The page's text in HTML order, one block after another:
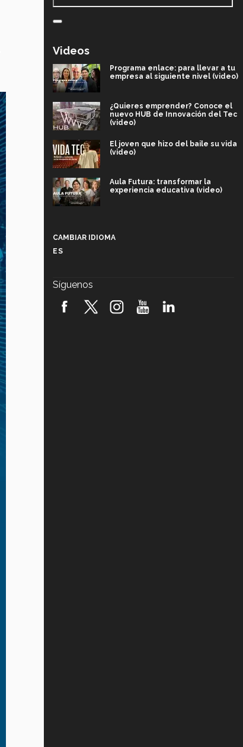
Videos
Programa enlace: para llevar a tu
empresa al siguiente nivel (video)
¿Quieres emprender? Conoce el
nuevo HUB de Innovación del Tec
(video)
El joven que hizo del baile su vida
(video)
Aula Futura: transformar la
experiencia educativa (video)
robótica FIRST 2026! (video)
CAMBIAR IDIOMA
ES
Síguenos